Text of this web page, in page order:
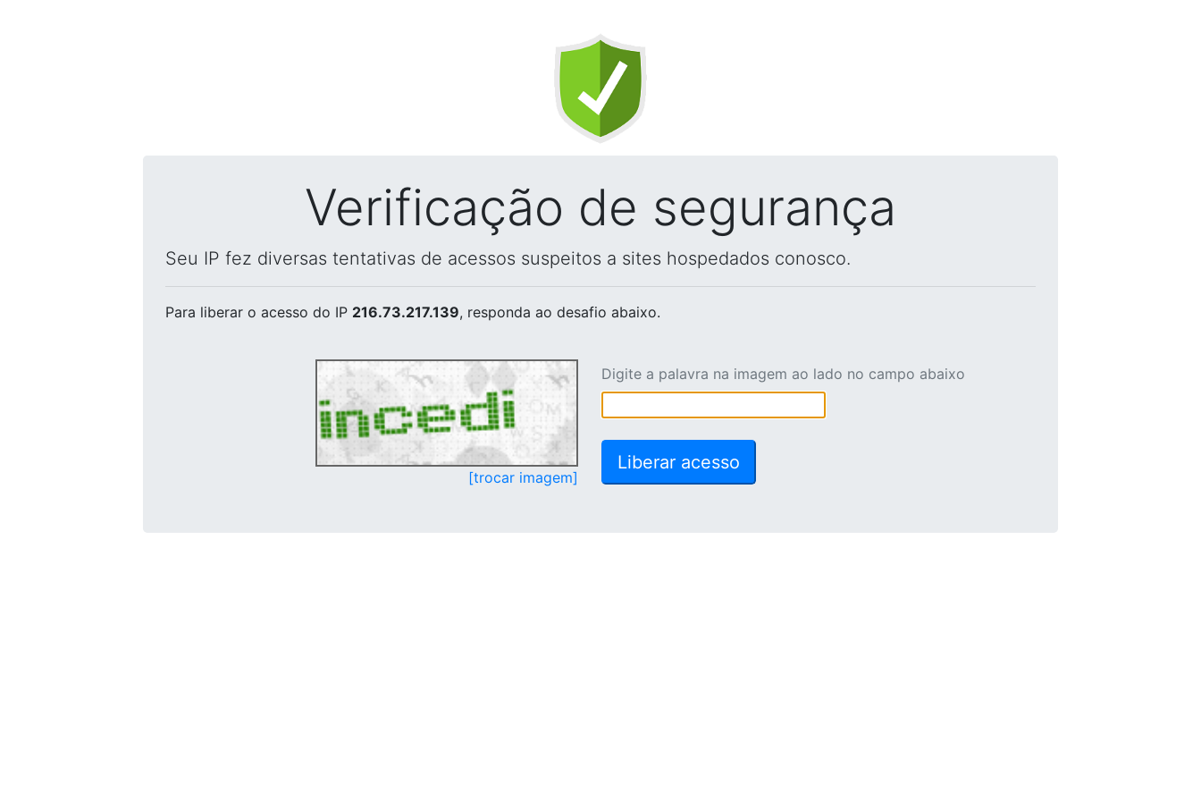
Verificação de segurança
Seu IP fez diversas tentativas de acessos suspeitos a sites hospedados conosco.
Para liberar o acesso do IP 216.73.217.139, responda ao desafio abaixo.
[trocar imagem]
Digite a palavra na imagem ao lado no campo abaixo